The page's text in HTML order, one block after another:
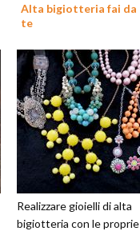
Alta bigiotteria fai da
te
Realizzare gioielli di alta
bigiotteria con le proprie